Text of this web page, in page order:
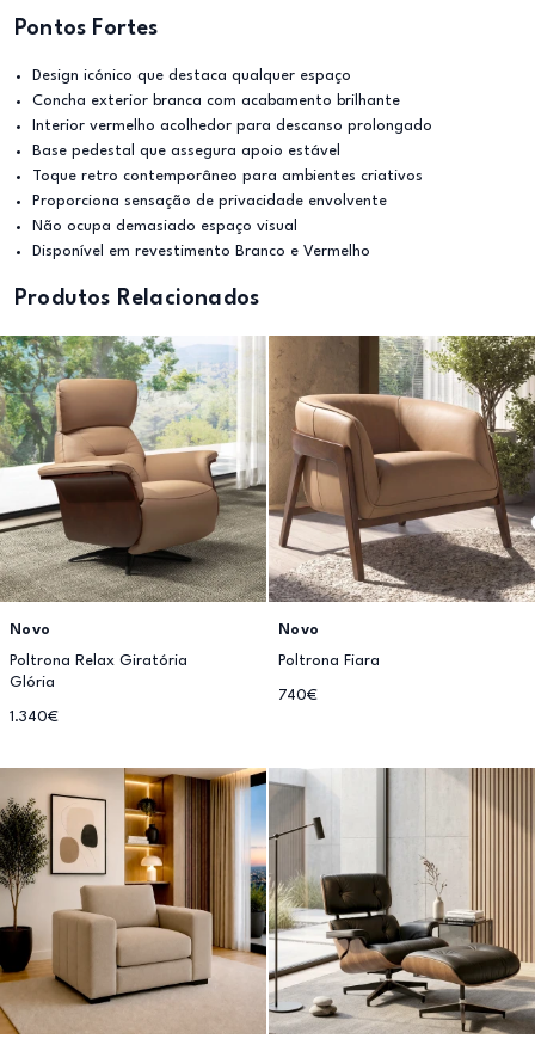
Pontos Fortes
Design icónico que destaca qualquer espaço
Concha exterior branca com acabamento brilhante
Interior vermelho acolhedor para descanso prolongado
Base pedestal que assegura apoio estável
Toque retro contemporâneo para ambientes criativos
Proporciona sensação de privacidade envolvente
Não ocupa demasiado espaço visual
Disponível em revestimento Branco e Vermelho
Produtos Relacionados
Novo
Poltrona Relax Giratória
Glória
1.340€
Novo
Poltrona Fiara
740€